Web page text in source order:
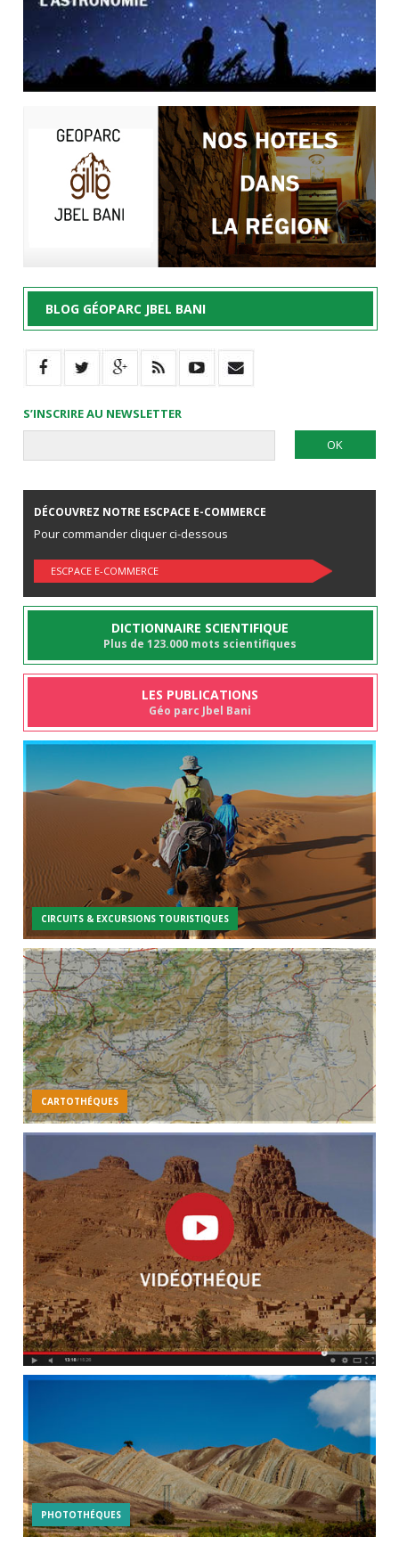
BLOG GÉOPARC JBEL BANI
S’INSCRIRE AU NEWSLETTER
DÉCOUVREZ NOTRE ESCPACE E-COMMERCE
Pour commander cliquer ci-dessous
ESCPACE E-COMMERCE
DICTIONNAIRE SCIENTIFIQUE
Plus de 123.000 mots scientifiques
LES PUBLICATIONS
Géo parc Jbel Bani
CIRCUITS & EXCURSIONS TOURISTIQUES
CARTOTHÉQUES
PHOTOTHÉQUES